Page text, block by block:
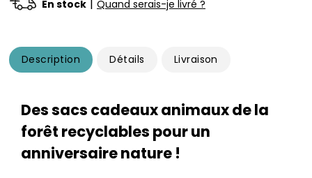
En stock | Quand serais-je livré ?
Description Détails Livraison
Des sacs cadeaux animaux de la
forêt recyclables pour un
anniversaire nature !